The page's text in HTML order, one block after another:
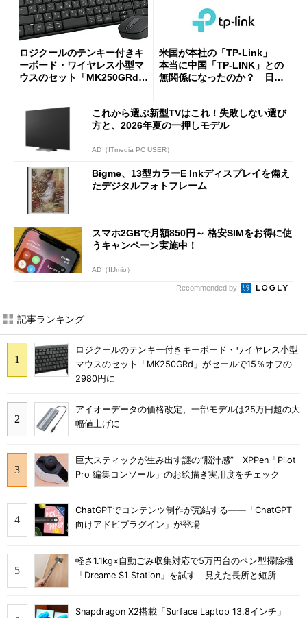
ロジクールのテンキー付きキ
ーボード・ワイヤレス小型マ
ウスのセット「MK250GRd」
米国が本社の「TP-Link」
本当に中国「TP-LINK」との
無関係になったのか？ 日本
これから選ぶ新型TVはこれ！失敗しない選び
方と、2026年夏の一押しモデル
AD（ITmedia PC USER）
Bigme、13型カラーE Inkディスプレイを備え
たデジタルフォトフレーム
スマホ2GBで月額850円～ 格安SIMをお得に使
うキャンペーン実施中！
AD（IIJmio）
Recommended by
記事ランキング
ロジクールのテンキー付きキーボード・ワイヤレス小型
マウスのセット「MK250GRd」がセールで15％オフの
2980円に
アイオーデータの価格改定、一部モデルは25万円超の大
幅値上げに
巨大スティックが生み出す謎の“脳汁感” XPPen「Pilot
Pro 編集コンソール」のお絵描き実用度をチェック
ChatGPTでコンテンツ制作が完結する――「ChatGPT
向けアドビプラグイン」が登場
軽さ1.1kg×自動ごみ収集対応で5万円台のペン型掃除機
「Dreame S1 Station」を試す 見えた長所と短所
Snapdragon X2搭載「Surface Laptop 13.8インチ」